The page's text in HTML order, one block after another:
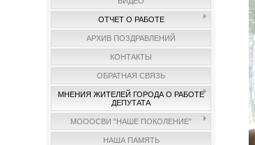
ОТЧЕТ О РАБОТЕ
АРХИВ ПОЗДРАВЛЕНИЙ
КОНТАКТЫ
ОБРАТНАЯ СВЯЗЬ
МНЕНИЯ ЖИТЕЛЕЙ ГОРОДА О РАБОТЕ
ДЕПУТАТА
МОООСВИ "НАШЕ ПОКОЛЕНИЕ"
НАША ПАМЯТЬ